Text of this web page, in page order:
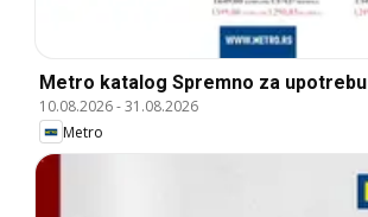
Metro katalog Spremno za upotrebu
10.08.2026-31.08.2026
Metro